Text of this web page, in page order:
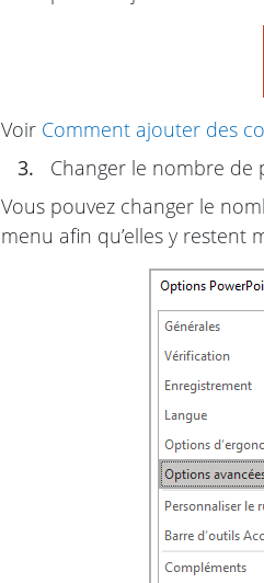
Voir Comment ajouter des
3.
Changer le nombre de
Vous pouvez changer le
menu afin qu’elles y restent